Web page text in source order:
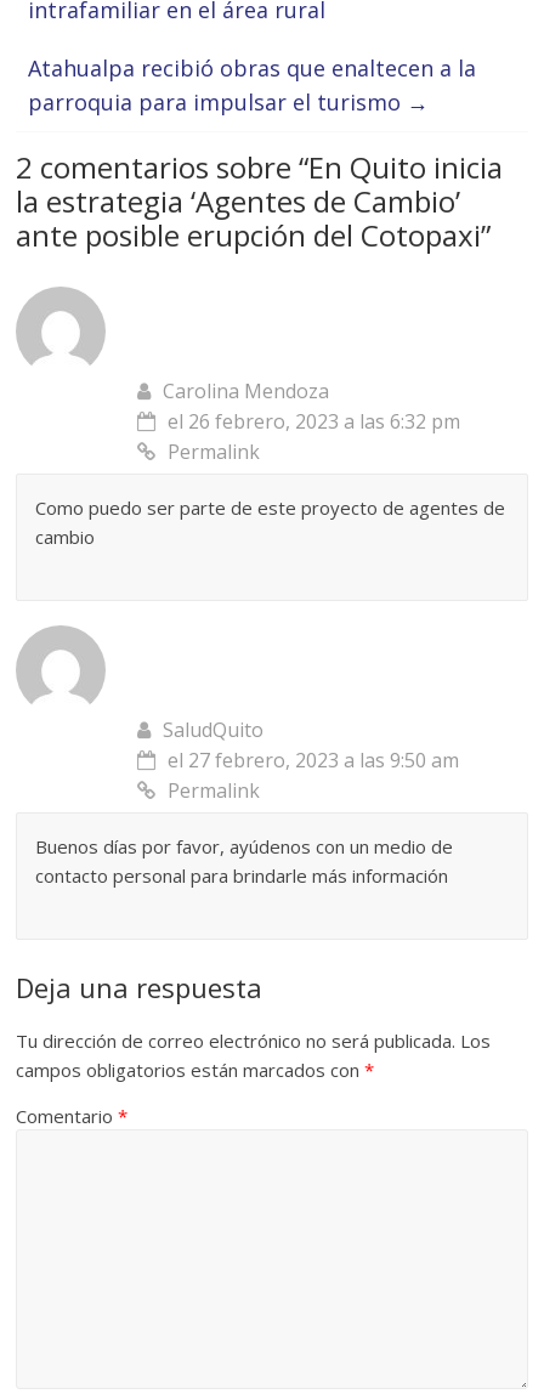
intrafamiliar en el área rural
Atahualpa recibió obras que enaltecen a la
parroquia para impulsar el turismo →
2 comentarios sobre “En Quito inicia
la estrategia ‘Agentes de Cambio’
ante posible erupción del Cotopaxi”
Carolina Mendoza
el 26 febrero, 2023 a las 6:32 pm
Permalink
Como puedo ser parte de este proyecto de agentes de
cambio
SaludQuito
el 27 febrero, 2023 a las 9:50 am
Permalink
Buenos días por favor, ayúdenos con un medio de
contacto personal para brindarle más información
Deja una respuesta
Tu dirección de correo electrónico no será publicada. Los
campos obligatorios están marcados con*
Comentario*